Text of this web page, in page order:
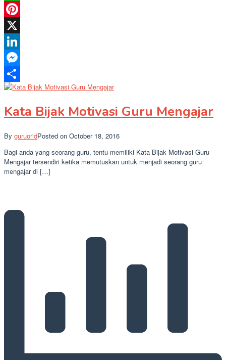
WhatsApp
Pinterest
X
LinkedIn
Messenger
Share
Kata Bijak Motivasi Guru Mengajar
By guruoridPosted on October 18, 2016
Bagi anda yang seorang guru, tentu memiliki Kata Bijak Motivasi Guru
Mengajar tersendiri ketika memutuskan untuk menjadi seorang guru
mengajar di […]